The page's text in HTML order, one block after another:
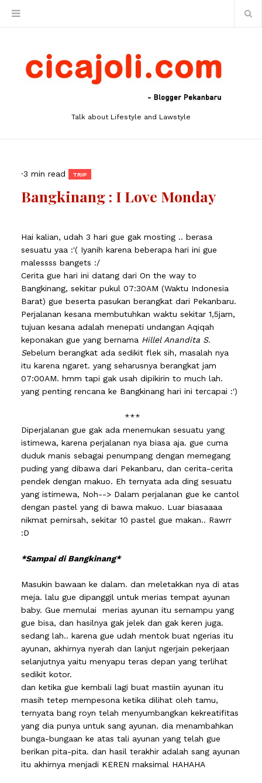
Talk about Lifestyle and Lawstyle
·3 min read TRIP
Bangkinang : I Love Monday
Hai kalian, udah 3 hari gue gak mosting .. berasa
sesuatu yaa :'( Iyanih karena beberapa hari ini gue
malessss bangets :/
Cerita gue hari ini datang dari On the way to
Bangkinang, sekitar pukul 07:30AM (Waktu Indonesia
Barat) gue beserta pasukan berangkat dari Pekanbaru.
Perjalanan kesana membutuhkan waktu sekitar 1,5jam,
tujuan kesana adalah menepati undangan Aqiqah
keponakan gue yang bernama Hillel Anandita S.
Sebelum berangkat ada sedikit flek sih, masalah nya
itu karena ngaret. yang seharusnya berangkat jam
07:00AM. hmm tapi gak usah dipikirin to much lah.
yang penting rencana ke Bangkinang hari ini tercapai :')
***
Diperjalanan gue gak ada menemukan sesuatu yang
istimewa, karena perjalanan nya biasa aja. gue cuma
duduk manis sebagai penumpang dengan memegang
puding yang dibawa dari Pekanbaru, dan cerita-cerita
pendek dengan makuo. Eh ternyata ada ding sesuatu
yang istimewa, Noh--> Dalam perjalanan gue ke cantol
dengan pastel yang di bawa makuo. Luar biasaaaa
nikmat pemirsah, sekitar 10 pastel gue makan.. Rawrr
:D
*Sampai di Bangkinang*
Masukin bawaan ke dalam. dan meletakkan nya di atas
meja. lalu gue dipanggil untuk merias tempat ayunan
baby. Gue memulai merias ayunan itu semampu yang
gue bisa, dan hasilnya gak jelek dan gak keren juga.
sedang lah.. karena gue udah mentok buat ngerias itu
ayunan, akhirnya nyerah dan lanjut ngerjain pekerjaan
selanjutnya yaitu menyapu teras depan yang terlihat
sedikit kotor.
dan ketika gue kembali lagi buat mastiin ayunan itu
masih tetep mempesona ketika dilihat oleh tamu,
ternyata bang royn telah menyumbangkan kekreatifitas
yang dia punya untuk sang ayunan. dia menambahkan
bunga-bungaan ke atas tali ayunan yang telah gue
berikan pita-pita. dan hasil terakhir adalah sang ayunan
itu akhirnya menjadi KEREN maksimal HAHAHA